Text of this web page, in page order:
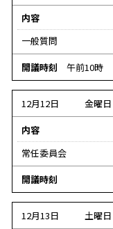
内容
一般質問
開議時刻
午前10時
12月12日 金曜日
内容
常任委員会
開議時刻
ー
12月13日 土曜日